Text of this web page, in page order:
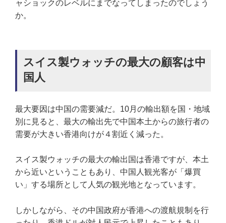
ャショックのレベルにまでなってしまったのでしょう
か。
スイス製ウォッチの最大の顧客は中
国人
最大要因は中国の需要減だ。10月の輸出額を国・地域
別に見ると、最大の輸出先で中国本土からの旅行者の
需要が大きい香港向けが４割近く減った。
スイス製ウォッチの最大の輸出国は香港ですが、本土
から近いということもあり、中国人観光客が「爆買
い」する場所として人気の観光地となっています。
しかしながら、その中国政府が香港への渡航規制を行